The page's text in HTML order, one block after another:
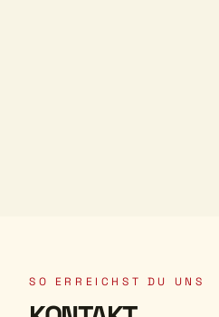
SO ERREICHST DU UNS